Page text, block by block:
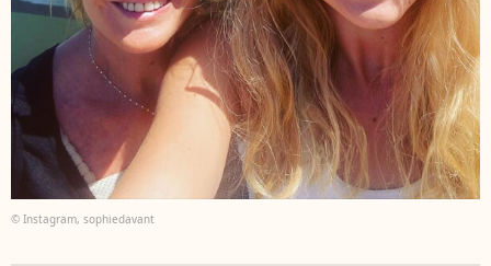
© Instagram, sophiedavant